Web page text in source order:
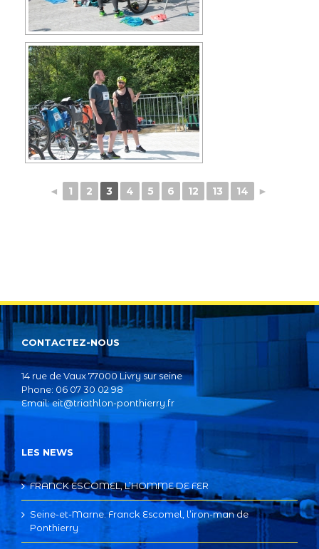
◄ 1 2 3 4 5 6 12 13 14 ►
CONTACTEZ-NOUS
14 rue de Vaux 77000 Livry sur seine
Phone: 06 07 30 02 98
Email:eit@triathlon-ponthierry.fr
LES NEWS
FRANCK ESCOMEL, L’HOMME DE FER
Seine-et-Marne. Franck Escomel, l’iron-man de
Ponthierry